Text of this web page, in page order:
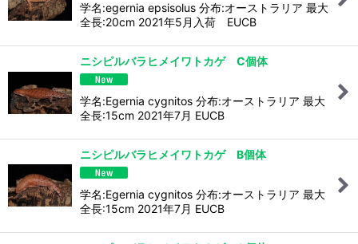
学名:egernia epsisolus 分布:オーストラリア 最大
全長:20cm 2021年5月入荷 EUCB
ニシピルバラヒメイワトカゲ C個体
学名:Egernia cygnitos 分布:オーストラリア 最大
全長:15cm 2021年7月 EUCB
ニシピルバラヒメイワトカゲ B個体
学名:Egernia cygnitos 分布:オーストラリア 最大
全長:15cm 2021年7月 EUCB